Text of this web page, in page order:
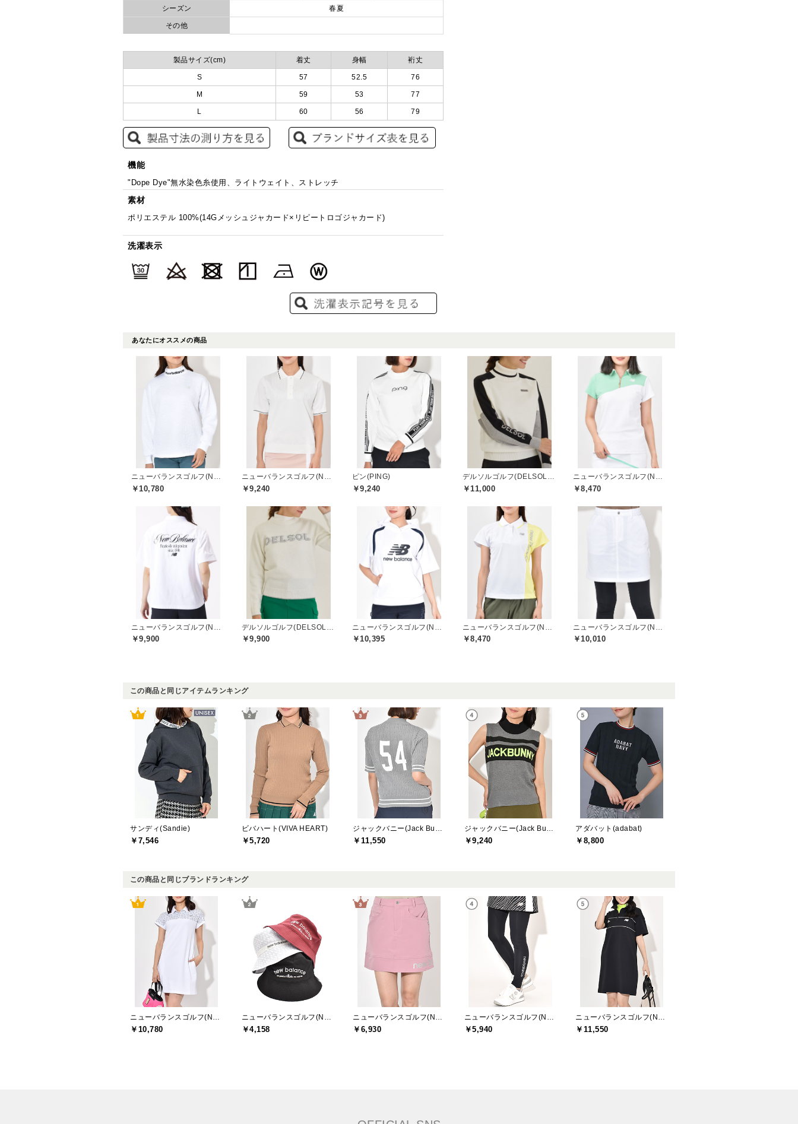
シーズン 春夏
その他
製品サイズ(cm) 着丈 身幅 裄丈
S 57 52.5 76
M 59 53 77
L 60 56 79
機能
"Dope Dye"無水染色糸使用、ライトウェイト、ストレッチ
素材
ポリエステル 100%(14Gメッシュジャカード×リピートロゴジャカード)
洗濯表示
あなたにオススメの商品
ニューバランスゴルフ(New Balance Golf)
￥10,780
ニューバランスゴルフ(New Balance Golf)
￥9,240
ピン(PING)
￥9,240
デルソルゴルフ(DELSOL GOLF)
￥11,000
ニューバランスゴルフ(New Balance Golf)
￥8,470
￥9,900 ￥9,900 ￥10,395 ￥8,470 ￥10,010
この商品と同じアイテムランキング
サンディ(Sandie)
￥7,546
ビバハート(VIVA HEART)
￥5,720 ￥11,550 ￥9,240
アダバット(adabat)
￥8,800
この商品と同じブランドランキング
￥10,780 ￥4,158 ￥6,930 ￥5,940 ￥11,550